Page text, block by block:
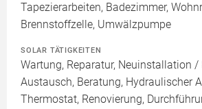
Tapezierarbeiten, Badezimmer,
Brennstoffzelle, Umwälzpumpe
SOLAR TÄTIGKEITEN
Wartung, Reparatur, Neuinstallation /
Austausch, Beratung, Hydraulischer
Thermostat, Renovierung,